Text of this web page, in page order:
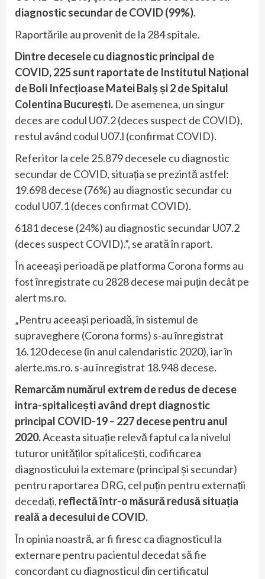
diagnostic secundar de COVID (99%).
Raportările au provenit de la 284 spitale.
Dintre decesele cu diagnostic principal de
COVID, 225 sunt raportate de Institutul Național
de Boli Infecțioase Matei Balș și 2 de Spitalul
Colentina București. De asemenea, un singur
deces are codul U07.2 (deces suspect de COVID),
restul având codul U07.l (confirmat COVID).
Referitor la cele 25.879 decesele cu diagnostic
secundar de COVID, situația se prezintă astfel:
19.698 decese (76%) au diagnostic secundar cu
codul U07.1 (deces confirmat COVID).
6181 decese (24%) au diagnostic secundar U07.2
(deces suspect COVID).”, se arată în raport.
În aceeași perioadă pe platforma Corona forms au
fost înregistrate cu 2828 decese mai puțin decât pe
alert ms.ro.
„Pentru aceeași perioadă, în sistemul de
supraveghere (Corona forms) s-au înregistrat
16.120 decese (în anul calendaristic 2020), iar în
alerte.ms.ro. s-au înregistrat 18.948 decese.
Remarcăm numărul extrem de redus de decese
intra-spitalicești având drept diagnostic
principal COVID-19 – 227 decese pentru anul
2020.Aceasta situație relevă faptul ca la nivelul
tuturor unităților spitalicești, codificarea
diagnosticului la extemare (principal și secundar)
pentru raportarea DRG, cel puțin pentru externații
decedați, reflectă într-o măsură redusă situația
reală a decesului de COVID.
În opinia noastră, ar fi firesc ca diagnosticul la
externare pentru pacientul decedat să fie
concordant cu diagnosticul din certificatul